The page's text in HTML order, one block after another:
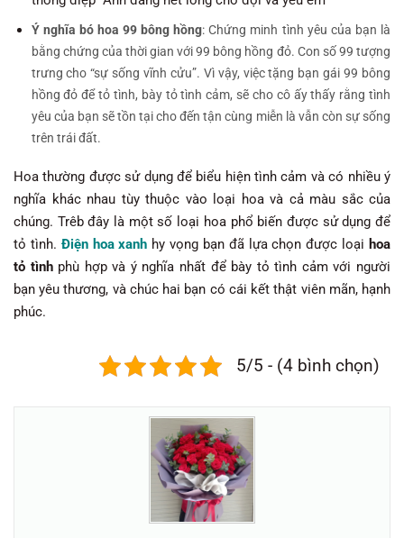
Ý nghĩa bó hoa 99 bông hồng: Chứng minh tình yêu của bạn là
bằng chứng của thời gian với 99 bông hồng đỏ. Con số 99 tượng
trưng cho “sự sống vĩnh cửu”. Vì vậy, việc tặng bạn gái 99 bông
hồng đỏ để tỏ tình, bày tỏ tình cảm, sẽ cho cô ấy thấy rằng tình
yêu của bạn sẽ tồn tại cho đến tận cùng miễn là vẫn còn sự sống
trên trái đất.
Hoa thường được sử dụng để biểu hiện tình cảm và có nhiều ý
nghĩa khác nhau tùy thuộc vào loại hoa và cả màu sắc của
chúng. Trêb đây là một số loại hoa phổ biến được sử dụng để
tỏ tình. Điện hoa xanh hy vọng bạn đã lựa chọn được loại hoa
tỏ tìnhphù hợp và ý nghĩa nhất để bày tỏ tình cảm với người
bạn yêu thương, và chúc hai bạn có cái kết thật viên mãn, hạnh
phúc.
5/5 - (4 bình chọn)